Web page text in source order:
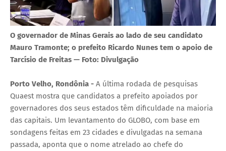
O governador de Minas Gerais ao lado de seu candidato
Mauro Tramonte; o prefeito Ricardo Nunes tem o apoio de
Tarcísio de Freitas — Foto: Divulgação
Porto Velho, Rondônia - A última rodada de pesquisas
Quaest mostra que candidatos a prefeito apoiados por
governadores dos seus estados têm dificuldade na maioria
das capitais. Um levantamento do GLOBO, com base em
sondagens feitas em 23 cidades e divulgadas na semana
passada, aponta que o nome atrelado ao chefe do